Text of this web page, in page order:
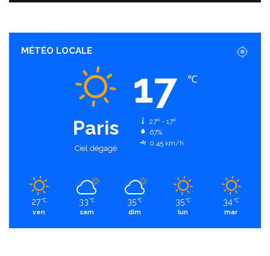
MÉTÉO LOCALE
Paris
Ciel dégagé
17 ℃
27º - 17º
67%
0.45 km/h
27 ℃
ven
33 ℃
sam
35 ℃
dim
35 ℃
lun
34 ℃
mar